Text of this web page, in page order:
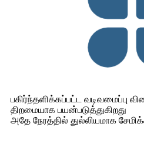
பகிர்ந்தளிக்கப்பட்ட வடிவமைப்பு
திறமையாக பயன்படுத்துகிறது
அதே நேரத்தில் துல்லியமாக